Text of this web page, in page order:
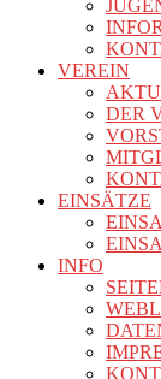
VEREIN
DER
EINSÄTZE
INFO